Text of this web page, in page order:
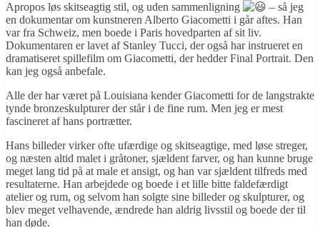
Apropos løs skitseagtig stil, og uden sammenligning
– så jeg
en dokumentar om kunstneren Alberto Giacometti i går aftes. Han
var fra Schweiz, men boede i Paris hovedparten af sit liv.
Dokumentaren er lavet af Stanley Tucci, der også har instrueret en
dramatiseret spillefilm om Giacometti, der hedder Final Portrait. Den
kan jeg også anbefale.
Alle der har været på Louisiana kender Giacometti for de langstrakte
tynde bronzeskulpturer der står i de fine rum. Men jeg er mest
fascineret af hans portrætter.
Hans billeder virker ofte ufærdige og skitseagtige, med løse streger,
og næsten altid malet i gråtoner, sjældent farver, og han kunne bruge
meget lang tid på at male et ansigt, og han var sjældent tilfreds med
resultaterne. Han arbejdede og boede i et lille bitte faldefærdigt
atelier og rum, og selvom han solgte sine billeder og skulpturer, og
blev meget velhavende, ændrede han aldrig livsstil og boede der til
han døde.